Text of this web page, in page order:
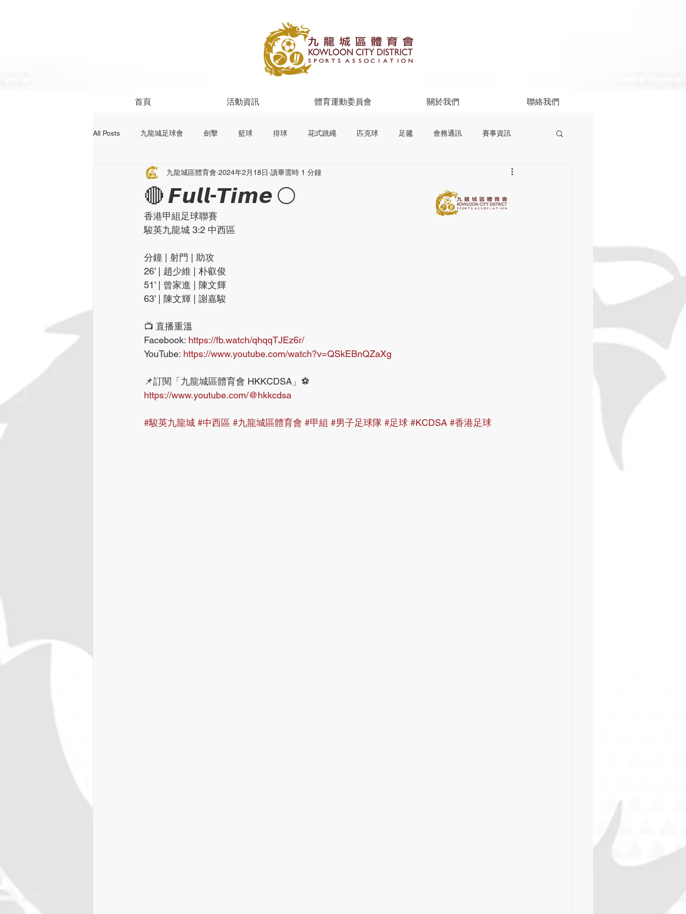
首頁 活動資訊 體育運動委員會 關於我們 聯絡我們
All Posts 九龍城足球會 劍擊 籃球 排球 花式跳繩 匹克球 足毽 會務通訊 賽事資訊
24前足球資訊
🔴 𝙁𝙪𝙡𝙡-𝙏𝙞𝙢𝙚 ⚪️
九龍城區體育會 2024年2月18日 讀畢需時 1 分鐘
香港甲組足球聯賽
駿英九龍城 3:2 中西區
分鐘 | 射門 | 助攻
26’ | 趙少維 | 朴叡俊
51’ | 曾家進 | 陳文輝
63’ | 陳文輝 | 謝嘉駿
📺 直播重溫
Facebook: https://fb.watch/qhqqTJEz6r/
YouTube: https://www.youtube.com/watch?v=QSkEBnQZaXg
📌訂閱「九龍城區體育會 HKKCDSA」⚽️
https://www.youtube.com/@hkkcdsa
#駿英九龍城 #中西區 #九龍城區體育會 #甲組 #男子足球隊 #足球 #KCDSA #香港足球